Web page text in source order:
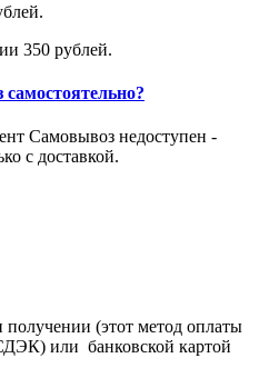
350 рублей.
самостоятельно?
Самовывоз недоступен -
с доставкой.
(этот метод оплаты
или банковской картой